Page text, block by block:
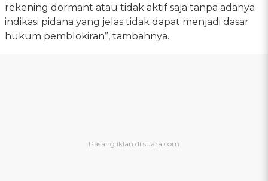
rekening dormant atau tidak aktif saja tanpa adanya
indikasi pidana yang jelas tidak dapat menjadi dasar
hukum pemblokiran”, tambahnya.